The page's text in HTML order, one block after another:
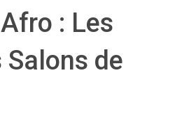
: Les
de